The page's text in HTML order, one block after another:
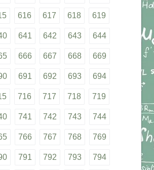
616 617 618 619
641 642 643 644
666 667 668 669
691 692 693 694
716 717 718 719
741 742 743 744
766 767 768 769
791 792 793 794